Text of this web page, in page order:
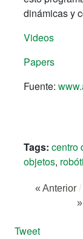
dinámicas y
Videos
Papers
Fuente:
Tags: centro
objetos,
« Anterior /
»
Tweet